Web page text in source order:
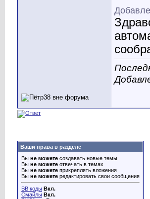
Ваши права в разделе
Вы не можете создавать новые темы
Вы не можете отвечать в темах
Вы не можете прикреплять вложения
Вы не можете редактировать свои сообщения
BB коды Вкл.
Смайлы Вкл.